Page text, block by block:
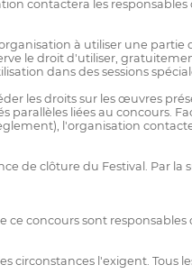
contactera les
à utiliser une
le droit d'utiliser,
dans des sessions
les droits sur les œuvres
parallèles liées au concours.
l'organisation
de clôture du Festival.
concours sont
circonstances l'exigent.